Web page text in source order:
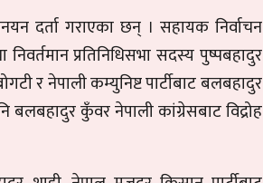
दर्ता गराएका छन् । सहायक निर्वाचन
प्रतिनिधिसभा सदस्य पुष्पबहादुर
र नेपाली कम्युनिष्ट पार्टीबाट बलबहादुर
बलबहादुर कुँवर नेपाली कांग्रेसबाट विद्रोह